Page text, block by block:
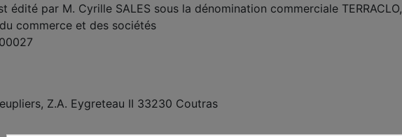
édité par M. Cyrille SALES sous la dénomination commerciale TERRACLO,
commerce et des sociétés
Z.A. Eygreteau II 33230 Coutras